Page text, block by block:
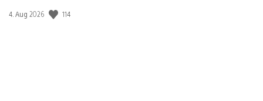
Veröffentlichungsdatum:
4. Aug 2026 114